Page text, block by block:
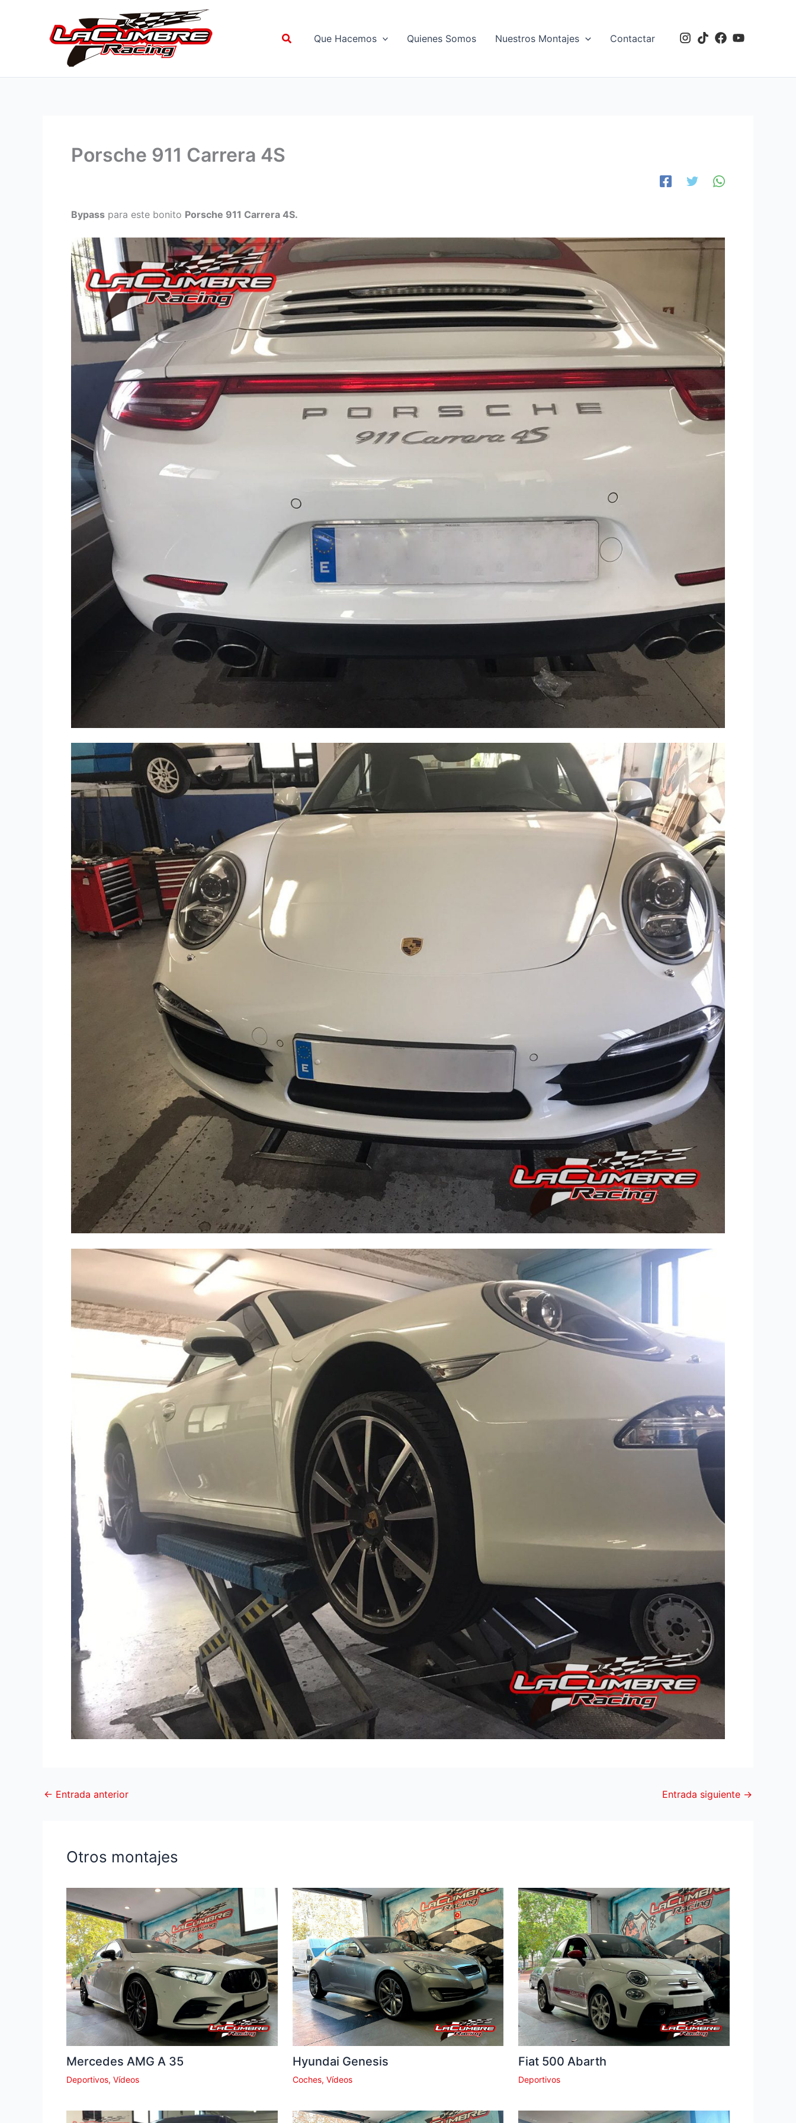
BuscarQue Hacemos Quienes Somos Nuestros Montajes Contactar
Porsche 911 Carrera 4S
Bypass para este bonito Porsche 911 Carrera 4S.
← Entrada anterior Entrada siguiente →
Otros montajes
Mercedes AMG A 35
Deportivos, Vídeos
Hyundai Genesis
Coches, Vídeos
Fiat 500 Abarth
Deportivos